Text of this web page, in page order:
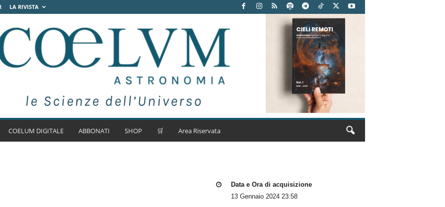
LA RIVISTA
COELUM DIGITALE ABBONATI SHOP 🛒 Area Riservata
Data e Ora di acquisizione
13 Gennaio 2024 23:58